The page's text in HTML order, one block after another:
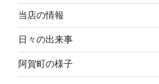
当店の情報
日々の出来事
阿賀町の様子